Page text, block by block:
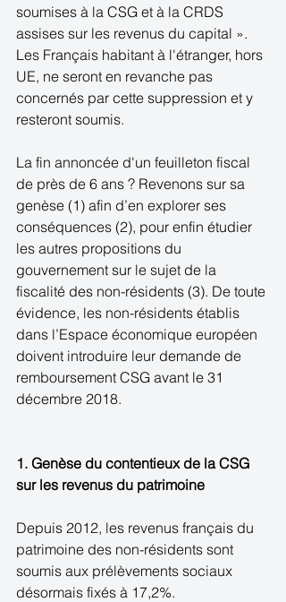
soumises à la CSG et à la CRDS
assises sur les revenus du capital ».
Les Français habitant à l'étranger, hors
UE, ne seront en revanche pas
concernés par cette suppression et y
resteront soumis.
La fin annoncée d'un feuilleton fiscal
de près de 6 ans ? Revenons sur sa
genèse (1) afin d’en explorer ses
conséquences (2), pour enfin étudier
les autres propositions du
gouvernement sur le sujet de la
fiscalité des non-résidents (3). De toute
évidence, les non-résidents établis
dans l’Espace économique européen
doivent introduire leur demande de
remboursement CSG avant le 31
décembre 2018.
1. Genèse du contentieux de la CSG
sur les revenus du patrimoine
Depuis 2012, les revenus français du
patrimoine des non-résidents sont
soumis aux prélèvements sociaux
désormais fixés à 17,2%.